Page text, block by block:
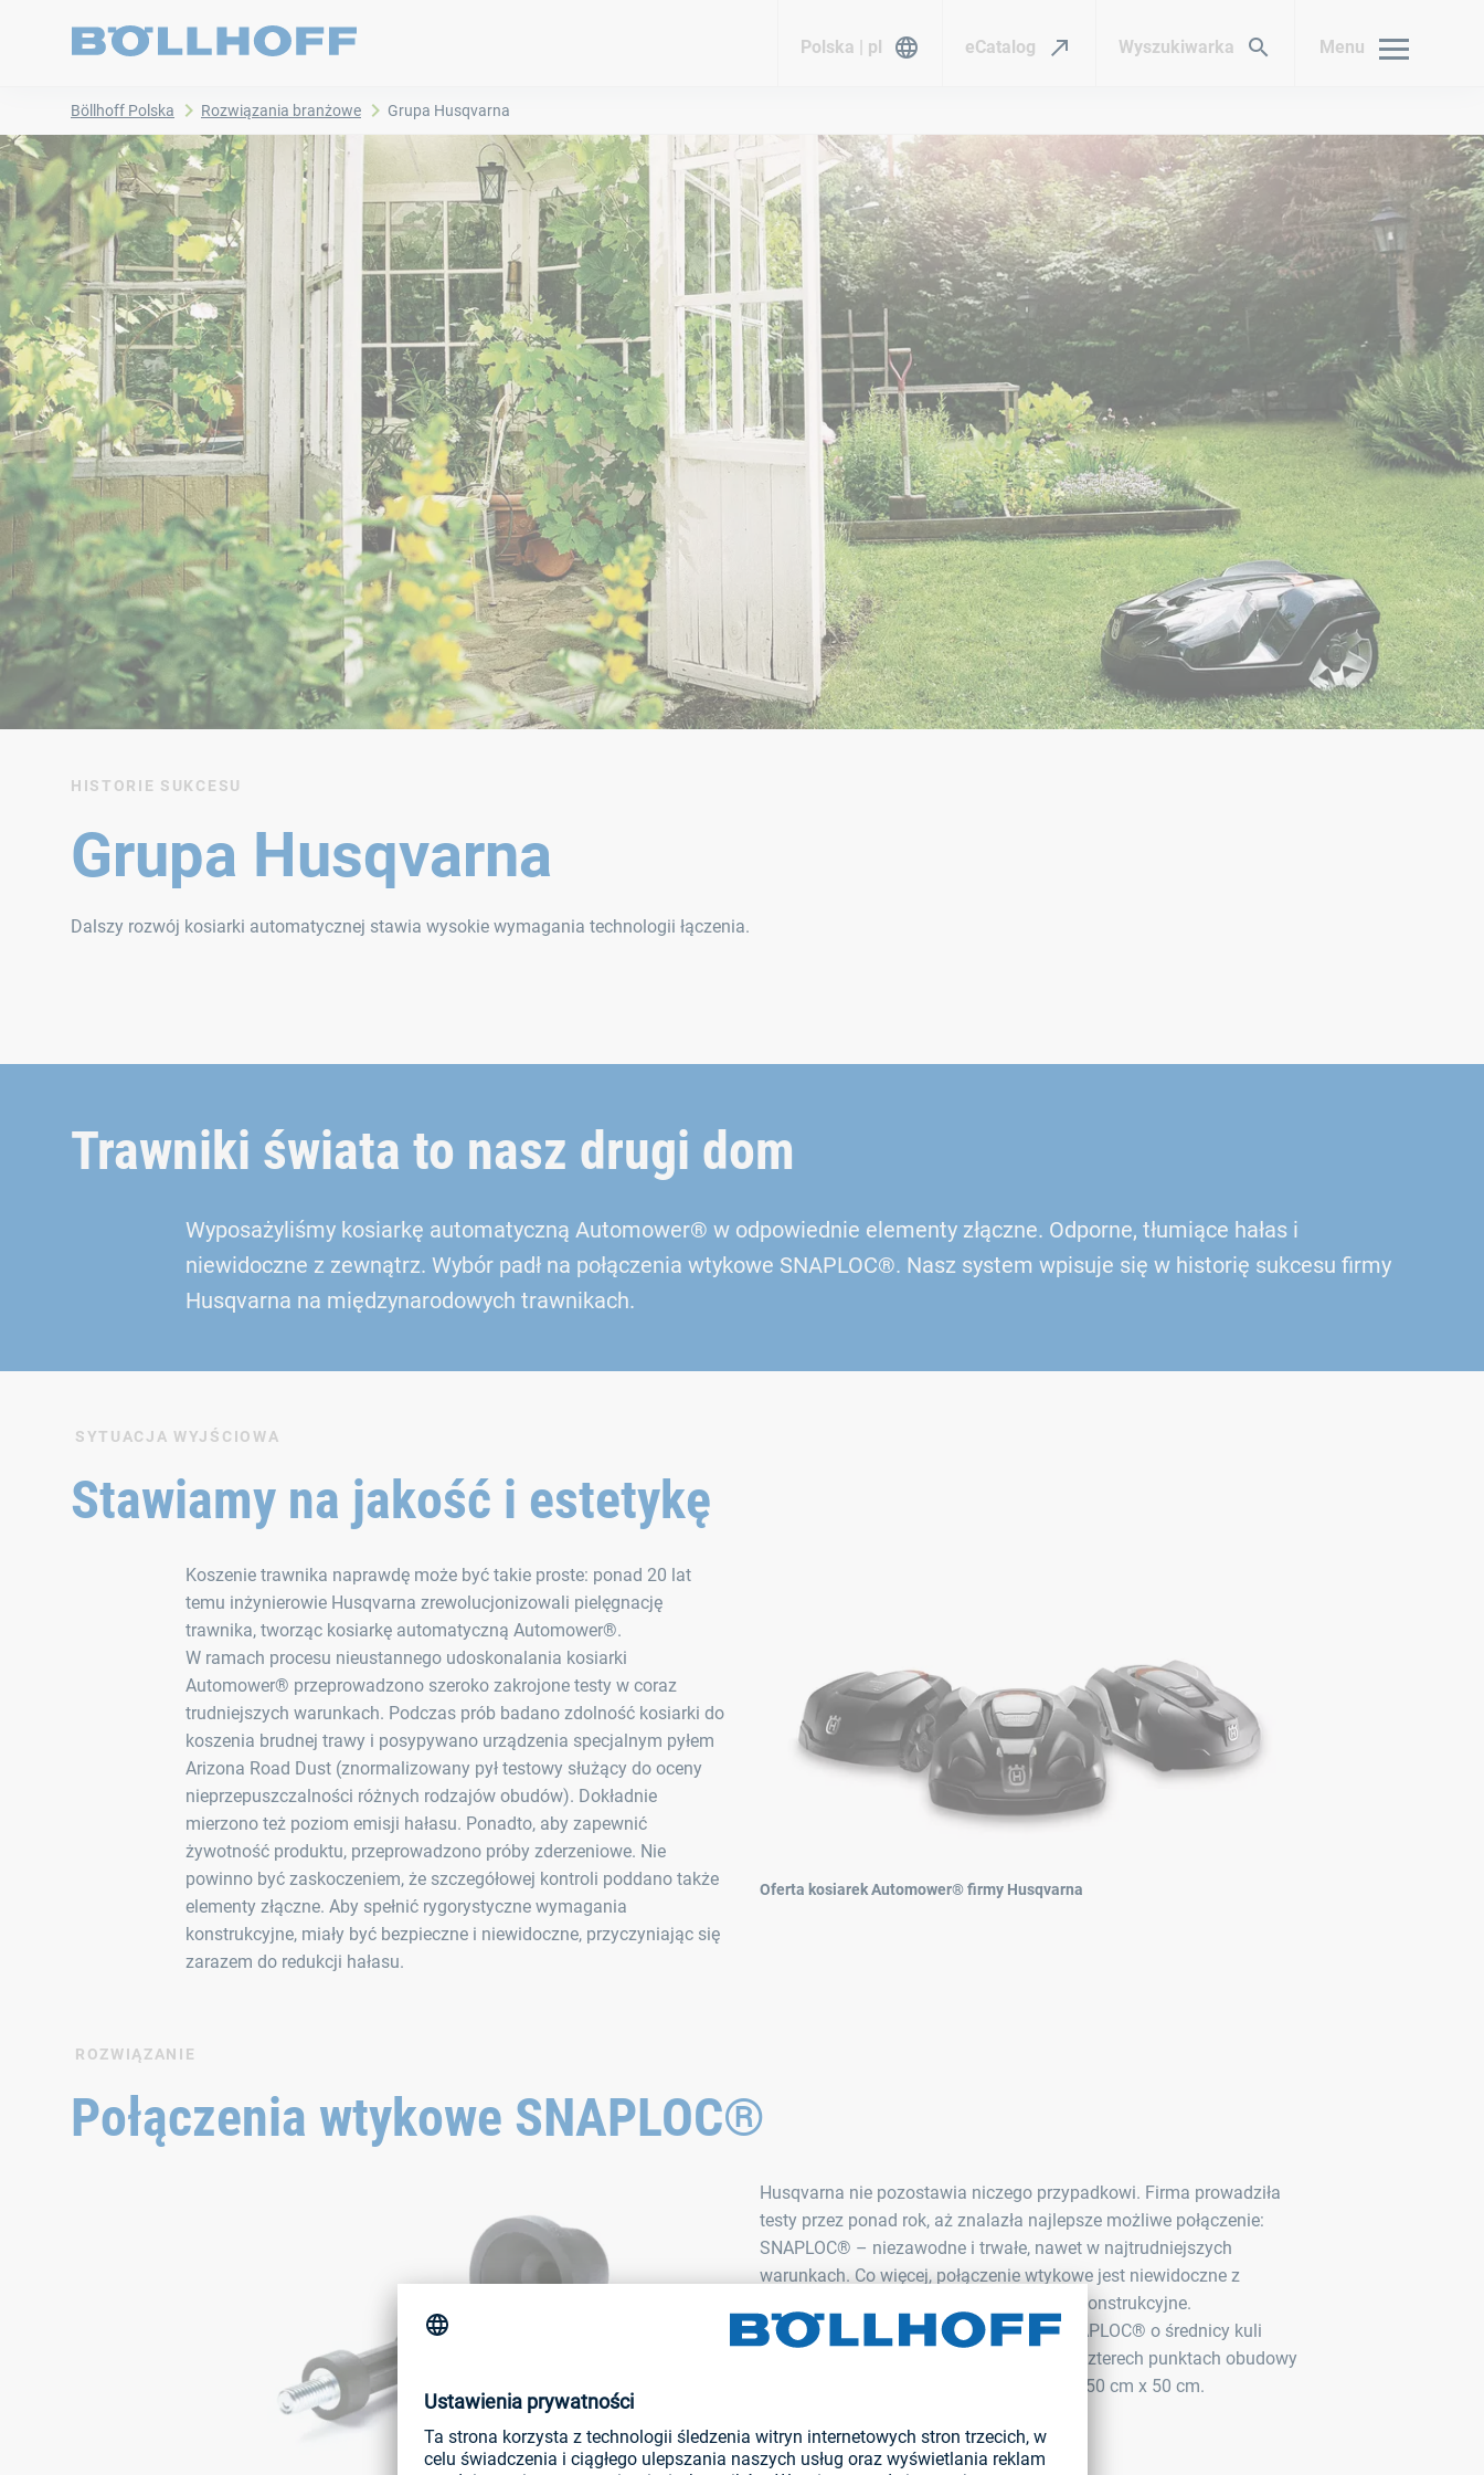
Polska | pl eCatalog Wyszukiwarka Menu
Böllhoff Polska Rozwiązania branżowe Grupa Husqvarna
HISTORIE SUKCESU
Grupa Husqvarna
Dalszy rozwój kosiarki automatycznej stawia wysokie wymagania technologii łączenia.
Trawniki świata to nasz drugi dom
Wyposażyliśmy kosiarkę automatyczną Automower® w odpowiednie elementy złączne. Odporne, tłumiące hałas i
niewidoczne z zewnątrz. Wybór padł na połączenia wtykowe SNAPLOC®. Nasz system wpisuje się w historię sukcesu firmy
Husqvarna na międzynarodowych trawnikach.
SYTUACJA WYJŚCIOWA
Stawiamy na jakość i estetykę
Koszenie trawnika naprawdę może być takie proste: ponad 20 lat
temu inżynierowie Husqvarna zrewolucjonizowali pielęgnację
trawnika, tworząc kosiarkę automatyczną Automower®.
W ramach procesu nieustannego udoskonalania kosiarki
Automower® przeprowadzono szeroko zakrojone testy w coraz
trudniejszych warunkach. Podczas prób badano zdolność kosiarki do
koszenia brudnej trawy i posypywano urządzenia specjalnym pyłem
Arizona Road Dust (znormalizowany pył testowy służący do oceny
nieprzepuszczalności różnych rodzajów obudów). Dokładnie
mierzono też poziom emisji hałasu. Ponadto, aby zapewnić
żywotność produktu, przeprowadzono próby zderzeniowe. Nie
powinno być zaskoczeniem, że szczegółowej kontroli poddano także
elementy złączne. Aby spełnić rygorystyczne wymagania
konstrukcyjne, miały być bezpieczne i niewidoczne, przyczyniając się
zarazem do redukcji hałasu.
Oferta kosiarek Automower® firmy Husqvarna
ROZWIĄZANIE
Połączenia wtykowe SNAPLOC®
Husqvarna nie pozostawia niczego przypadkowi. Firma prowadziła
testy przez ponad rok, aż znalazła najlepsze możliwe połączenie:
SNAPLOC® – niezawodne i trwałe, nawet w najtrudniejszych
warunkach. Co więcej, połączenie wtykowe jest niewidoczne z
zewnątrz i spełnia rygorystyczne kryteria konstrukcyjne.
Rozwiązanie w szczegółach: gniazdo SNAPLOC® o średnicy kuli
równej 10 mm zostało przymocowane w czterech punktach obudowy
kosiarki Automower® o wymiarach około 50 cm x 50 cm.